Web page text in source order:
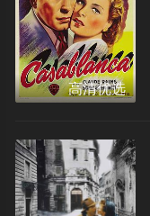
高清优选